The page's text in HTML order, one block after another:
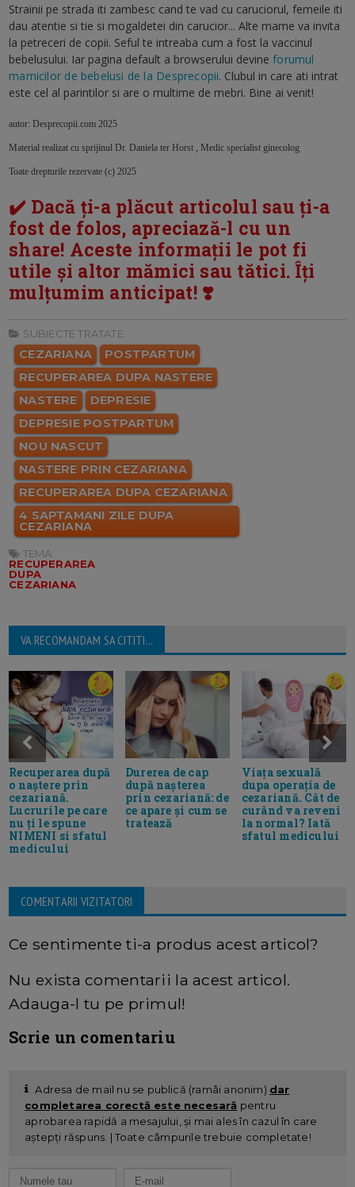
Strainii pe strada iti zambesc cand te vad cu caruciorul, femeile iti
dau atentie si tie si mogaldetei din carucior... Alte mame va invita
la petreceri de copii. Seful te intreaba cum a fost la vaccinul
bebelusului. Iar pagina default a browserului devineforumul
mamicilor de bebelusi de la Desprecopii. Clubul in care ati intrat
este cel al parintilor si are o multime de mebri. Bine ai venit!
autor: Desprecopii.com 2025
Material realizat cu sprijinul Dr. Daniela ter Horst , Medic specialist ginecolog
Toate drepturile rezervate (c) 2025
✔️ Dacă ți-a plăcut articolul sau ți-a
fost de folos, apreciază-l cu un
share! Aceste informații le pot fi
utile și altor mămici sau tătici. Îți
mulțumim anticipat! ❣️
SUBIECTE TRATATE:
CEZARIANA
POSTPARTUM
RECUPERAREA DUPA NASTERE
NASTERE
DEPRESIE
DEPRESIE POSTPARTUM
NOU NASCUT
NASTERE PRIN CEZARIANA
RECUPERAREA DUPA CEZARIANA
4 SAPTAMANI ZILE DUPA
CEZARIANA
TEMA:
RECUPERAREA
DUPA
CEZARIANA
VA RECOMANDAM SA CITITI...
Recuperarea după
o naștere prin
cezariană.
Lucrurile pe care
nu ți le spune
NIMENI si sfatul
medicului
Durerea de cap
după nașterea
prin cezariană: de
ce apare și cum se
tratează
Viața sexuală
dupa operația de
cezariană. Cât de
curând va reveni
la normal? Iată
sfatul medicului
COMENTARII VIZITATORI
Ce sentimente ti-a produs acest articol?
Nu exista comentarii la acest articol.
Adauga-l tu pe primul!
Scrie un comentariu
Adresa de mail nu se publică (ramâi anonim) dar
completarea corectă este necesară pentru
aprobarea rapidă a mesajului, și mai ales în cazul în care
aștepți răspuns. | Toate câmpurile trebuie completate!